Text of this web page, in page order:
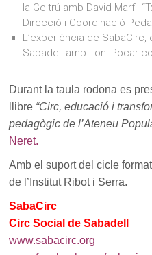
la Geltrú amb David Marfil
Direcció i Coordinació
L’experiència de
Sabadell amb Toni Pocar
Durant la taula rodona es
llibre “Circ, educació i
pedagògic de l’Ateneu
Neret.
Amb el suport del cicle
de l’Institut Ribot i Serra.
SabaCirc
Circ Social de Sabadell
www.sabacirc.org